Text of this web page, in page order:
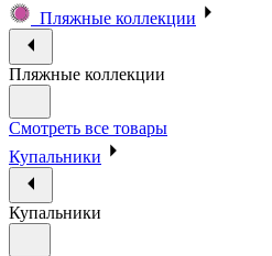
Пляжные коллекции
Пляжные коллекции
Смотреть все товары
Купальники
Купальники